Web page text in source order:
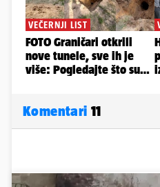
Komentari 11